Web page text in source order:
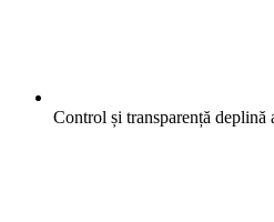
Control și transparență deplină